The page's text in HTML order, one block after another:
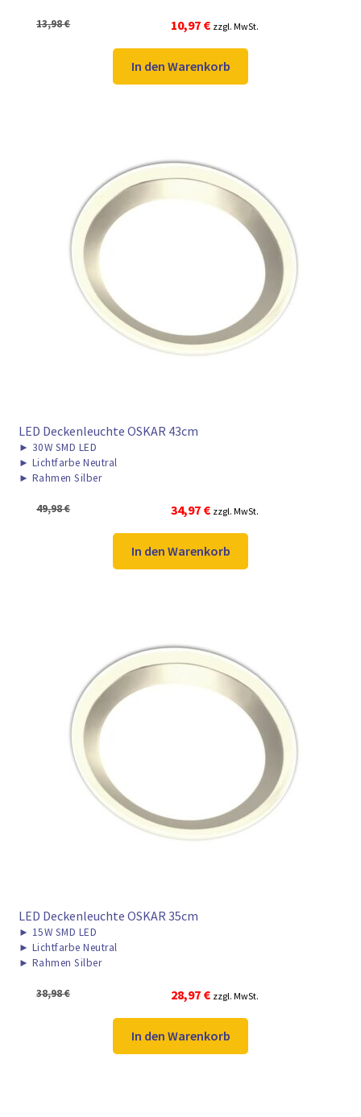
13,98€
Ursprünglicher
Preis
war:
13,98 €
10,97 €Aktueller
Preis
ist:
10,97 €.
zzgl. MwSt.
In den Warenkorb
LED Deckenleuchte OSKAR 43cm
► 30W SMD LED
► Lichtfarbe Neutral
► Rahmen Silber
49,98€
Ursprünglicher
Preis
war:
49,98 €
34,97 €Aktueller
Preis
ist:
34,97 €.
zzgl. MwSt.
In den Warenkorb
LED Deckenleuchte OSKAR 35cm
► 15W SMD LED
► Lichtfarbe Neutral
► Rahmen Silber
38,98€
Ursprünglicher
Preis
war:
38,98 €
28,97 €Aktueller
Preis
ist:
28,97 €.
zzgl. MwSt.
In den Warenkorb